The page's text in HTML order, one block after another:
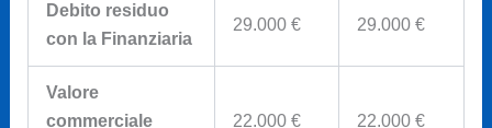
Debito residuo
con la Finanziaria
29.000 € 29.000 €
Valore
commerciale
22.000 € 22.000 €